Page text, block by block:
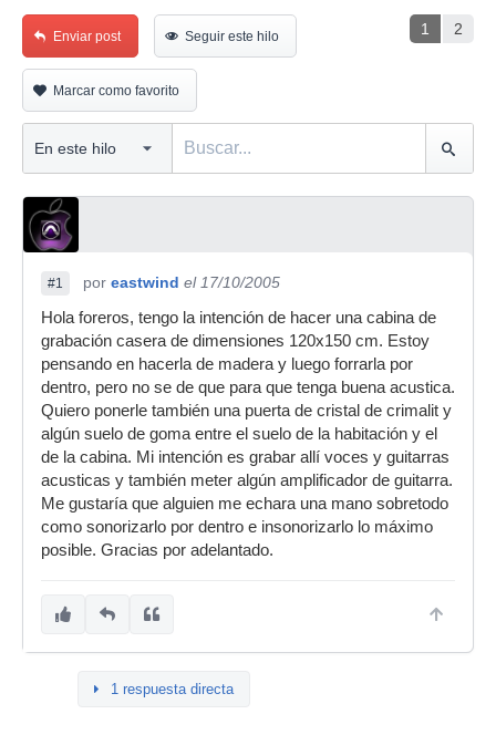
1 2
Enviar post Seguir este hilo
Marcar como favorito
#1 por eastwind el 17/10/2005
Hola foreros, tengo la intención de hacer una cabina de
grabación casera de dimensiones 120x150 cm. Estoy
pensando en hacerla de madera y luego forrarla por
dentro, pero no se de que para que tenga buena acustica.
Quiero ponerle también una puerta de cristal de crimalit y
algún suelo de goma entre el suelo de la habitación y el
de la cabina. Mi intención es grabar allí voces y guitarras
acusticas y también meter algún amplificador de guitarra.
Me gustaría que alguien me echara una mano sobretodo
como sonorizarlo por dentro e insonorizarlo lo máximo
posible. Gracias por adelantado.
1 respuesta directa